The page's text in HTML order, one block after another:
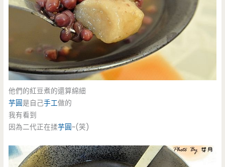
他們的紅豆煮的還算綿細
芋圓是自己手工做的
我有看到
因為二代正在揉芋圓~(笑)